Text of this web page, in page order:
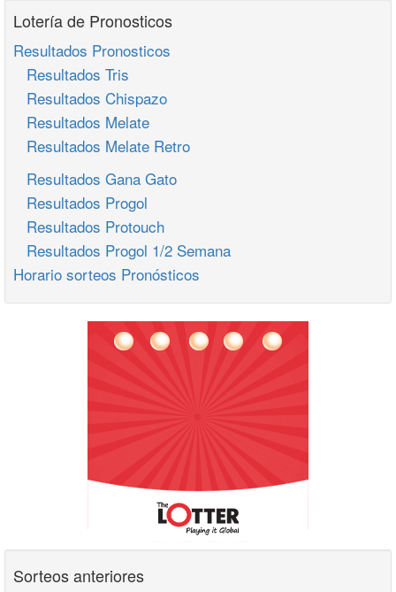
Lotería de Pronosticos
Resultados Pronosticos
Resultados Tris
Resultados Chispazo
Resultados Melate
Resultados Melate Retro
Resultados Gana Gato
Resultados Progol
Resultados Protouch
Resultados Progol 1/2 Semana
Horario sorteos Pronósticos
Sorteos anteriores